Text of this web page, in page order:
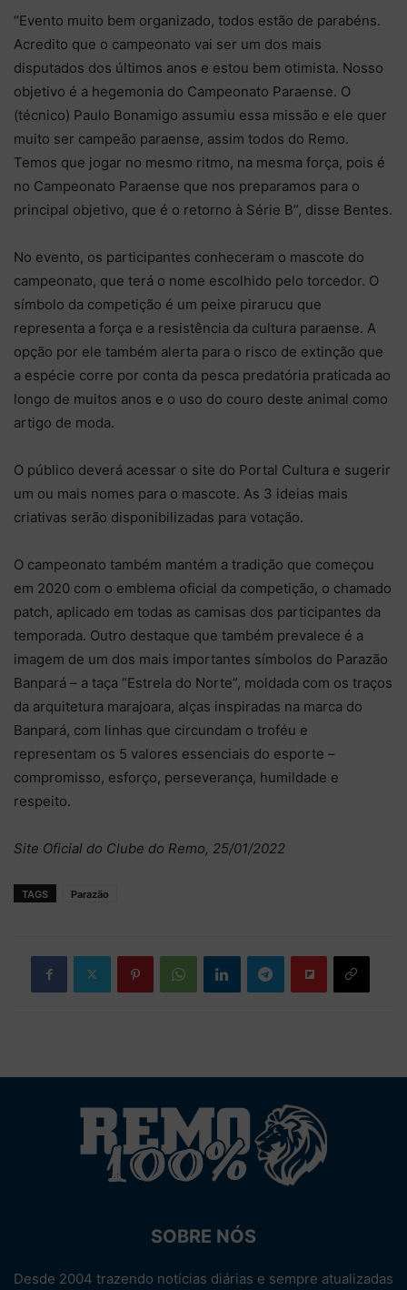
“Evento muito bem organizado, todos estão de parabéns.
Acredito que o campeonato vai ser um dos mais
disputados dos últimos anos e estou bem otimista. Nosso
objetivo é a hegemonia do Campeonato Paraense. O
(técnico) Paulo Bonamigo assumiu essa missão e ele quer
muito ser campeão paraense, assim todos do Remo.
Temos que jogar no mesmo ritmo, na mesma força, pois é
no Campeonato Paraense que nos preparamos para o
principal objetivo, que é o retorno à Série B”, disse Bentes.
No evento, os participantes conheceram o mascote do
campeonato, que terá o nome escolhido pelo torcedor. O
símbolo da competição é um peixe pirarucu que
representa a força e a resistência da cultura paraense. A
opção por ele também alerta para o risco de extinção que
a espécie corre por conta da pesca predatória praticada ao
longo de muitos anos e o uso do couro deste animal como
artigo de moda.
O público deverá acessar o site do Portal Cultura e sugerir
um ou mais nomes para o mascote. As 3 ideias mais
criativas serão disponibilizadas para votação.
O campeonato também mantém a tradição que começou
em 2020 com o emblema oficial da competição, o chamado
patch, aplicado em todas as camisas dos participantes da
temporada. Outro destaque que também prevalece é a
imagem de um dos mais importantes símbolos do Parazão
Banpará – a taça “Estrela do Norte”, moldada com os traços
da arquitetura marajoara, alças inspiradas na marca do
Banpará, com linhas que circundam o troféu e
representam os 5 valores essenciais do esporte –
compromisso, esforço, perseverança, humildade e
respeito.
Site Oficial do Clube do Remo, 25/01/2022
TAGS Parazão
SOBRE NÓS
Desde 2004 trazendo notícias diárias e sempre atualizadas